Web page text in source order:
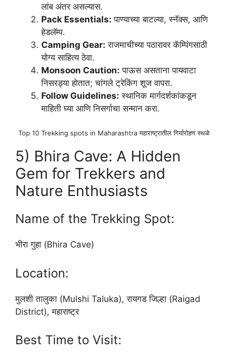
लांब अंतर असल्यास.
Pack Essentials: पाण्याच्या बाटल्या, स्नॅक्स, आणि
हेडलॅम्प.
Camping Gear: राजमाचीच्या पठारावर कॅम्पिंगसाठी
योग्य साहित्य ठेवा.
Monsoon Caution: पाऊस असताना पायवाटा
निसरड्या होतात; चांगले ट्रेकिंग शूज वापरा.
Follow Guidelines: स्थानिक मार्गदर्शकांकडून
माहिती घ्या आणि निसर्गाचा सन्मान करा.
Top 10 Trekking spots in Maharashtra महाराष्ट्रातील गिर्यारोहण स्थळे
5) Bhira Cave: A Hidden
Gem for Trekkers and
Nature Enthusiasts
Name of the Trekking Spot:
भीरा गुहा (Bhira Cave)
Location:
मुलशी तालुका (Mulshi Taluka), रायगड जिल्हा (Raigad
District), महाराष्ट्र
Best Time to Visit: